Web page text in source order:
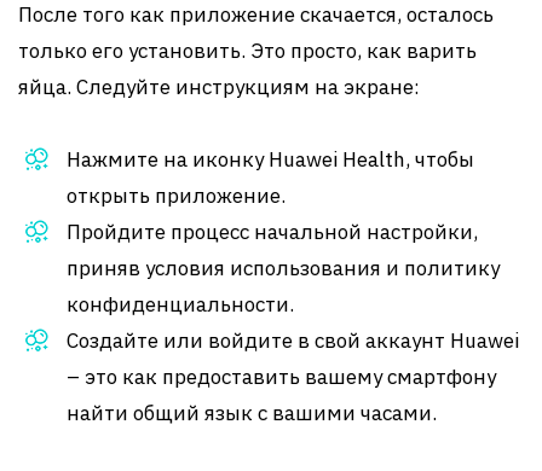
После того как приложение скачается, осталось
только его установить. Это просто, как варить
яйца. Следуйте инструкциям на экране:
Нажмите на иконку Huawei Health, чтобы
открыть приложение.
Пройдите процесс начальной настройки,
приняв условия использования и политику
конфиденциальности.
Создайте или войдите в свой аккаунт Huawei
– это как предоставить вашему смартфону
найти общий язык с вашими часами.